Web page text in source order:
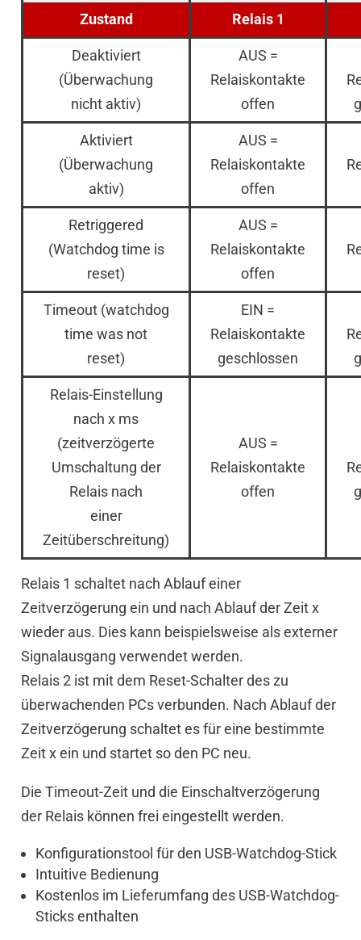
Zustand Relais 1
Deaktiviert
(Überwachung
nicht aktiv)
AUS =
Relaiskontakte
offen
Aktiviert
(Überwachung
aktiv)
AUS =
Relaiskontakte
offen
Retriggered
(Watchdog time is
reset)
AUS =
Relaiskontakte
offen
Timeout (watchdog
time was not
reset)
EIN =
Relaiskontakte
geschlossen
Relais-Einstellung
nach x ms
(zeitverzögerte
Umschaltung der
Relais nach
einer
Zeitüberschreitung)
AUS =
Relaiskontakte
offen
Relais 1 schaltet nach Ablauf einer
Zeitverzögerung ein und nach Ablauf der Zeit x
wieder aus. Dies kann beispielsweise als externer
Signalausgang verwendet werden.
Relais 2 ist mit dem Reset-Schalter des zu
überwachenden PCs verbunden. Nach Ablauf der
Zeitverzögerung schaltet es für eine bestimmte
Zeit x ein und startet so den PC neu.
Die Timeout-Zeit und die Einschaltverzögerung
der Relais können frei eingestellt werden.
Konfigurationstool für den USB-Watchdog-Stick
Intuitive Bedienung
Kostenlos im Lieferumfang des USB-Watchdog-
Sticks enthalten